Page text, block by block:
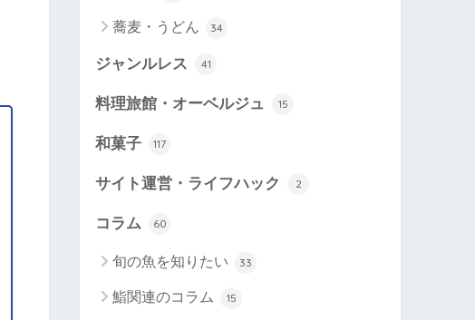
蕎麦・うどん 34
ジャンルレス 41
料理旅館・オーベルジュ 15
和菓子 117
サイト運営・ライフハック 2
コラム 60
旬の魚を知りたい 33
鮨関連のコラム 15